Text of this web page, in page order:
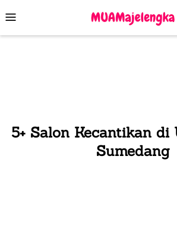
to
contentMenu
5+ Salon Kecantikan di
Sumedang